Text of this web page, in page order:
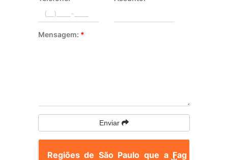
Mensagem: *
Enviar
Regiões de São Paulo que a Fag